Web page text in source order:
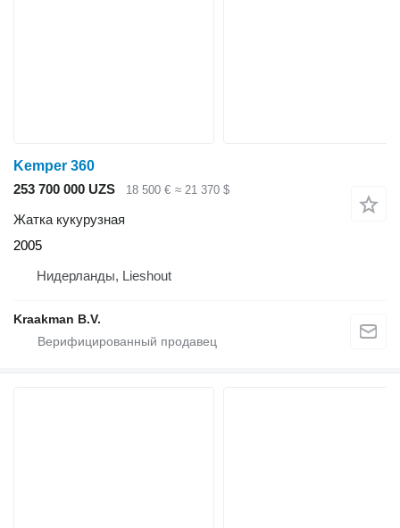
Kemper 360
253 700 000 UZS
18 500 € ≈ 21 370 $
Жатка кукурузная
2005
Нидерланды, Lieshout
Kraakman B.V.